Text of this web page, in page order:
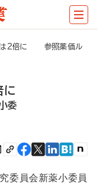
は2倍に 参照薬価ル
に
委
委員会新薬小委員